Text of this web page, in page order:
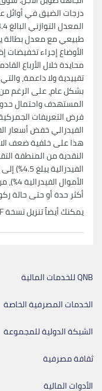
الأوضاع إجراء
محايدة خلال الأرباع
تقييدية ولا داعمة، والتي
بشكل عام، على الرغم
المستهدف واحتمال
فرض التعريفات
هذا على خلفية ضعف
النقدية من المنطقة
أكثر حدة أو حتى حالة
يمكنك أيضاً تنزيل نسخة PDF من التقرير
QNB للخدمات المالية
الخدمات المصرفية الخاصة
الشبكة الدولية للمجموعة
ثقافة مصرفية
الأدوات المالية